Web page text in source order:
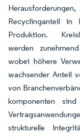
Recyclinganteil
Produktion.
werden
wobei höhere
wachsender Anteil
von
komponenten
strukturelle